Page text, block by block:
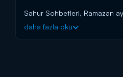
Sahur Sohbetleri, Ramazan
daha fazla oku